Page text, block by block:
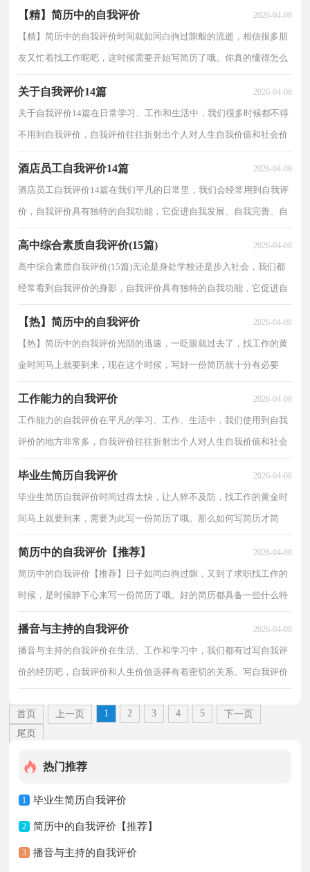
【精】简历中的自我评价 2026-04-08
【精】简历中的自我评价时间就如同白驹过隙般的流逝，相信很多朋
友又忙着找工作呢吧，这时候需要开始写简历了哦。你真的懂得怎么
关于自我评价14篇 2026-04-08
关于自我评价14篇在日常学习、工作和生活中，我们很多时候都不得
不用到自我评价，自我评价往往折射出个人对人生自我价值和社会价
酒店员工自我评价14篇 2026-04-08
酒店员工自我评价14篇在我们平凡的日常里，我们会经常用到自我评
价，自我评价具有独特的自我功能，它促进自我发展、自我完善、自
高中综合素质自我评价(15篇) 2026-04-08
高中综合素质自我评价(15篇)无论是身处学校还是步入社会，我们都
经常看到自我评价的身影，自我评价具有独特的自我功能，它促进自
【热】简历中的自我评价 2026-04-08
【热】简历中的自我评价光阴的迅速，一眨眼就过去了，找工作的黄
金时间马上就要到来，现在这个时候，写好一份简历就十分有必要
工作能力的自我评价 2026-04-08
工作能力的自我评价在平凡的学习、工作、生活中，我们使用到自我
评价的地方非常多，自我评价往往折射出个人对人生自我价值和社会
毕业生简历自我评价 2026-04-08
毕业生简历自我评价时间过得太快，让人猝不及防，找工作的黄金时
间马上就要到来，需要为此写一份简历了哦。那么如何写简历才简
简历中的自我评价【推荐】 2026-04-08
简历中的自我评价【推荐】日子如同白驹过隙，又到了求职找工作的
时候，是时候静下心来写一份简历了哦。好的简历都具备一些什么特
播音与主持的自我评价 2026-04-08
播音与主持的自我评价在生活、工作和学习中，我们都有过写自我评
价的经历吧，自我评价和人生价值选择有着密切的关系。写自我评价
首页
上一页 1 2 3 4 5
下一页
尾页
热门推荐
1 毕业生简历自我评价
2 简历中的自我评价【推荐】
3 播音与主持的自我评价